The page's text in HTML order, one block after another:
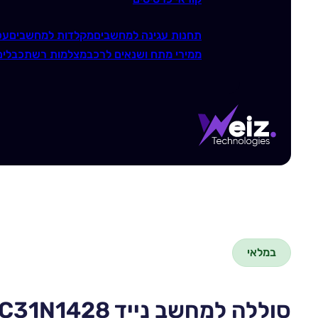
תחנות עגינה למחשביםמקלדות למחשבים
ממירי מתח ושנאים לרכבמצלמות רשת
במלאי
סוללה למחשב נייד Asus C31N1428